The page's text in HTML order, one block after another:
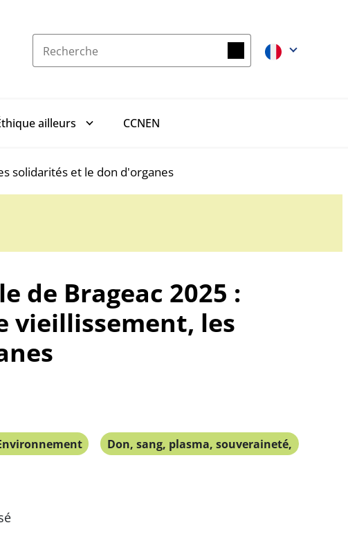
Recherche Recherche
ailleurs CCNEN
solidarités et le don d'organes
de Brageac 2025 :
vieillissement, les
Don, sang, plasma, souveraineté,